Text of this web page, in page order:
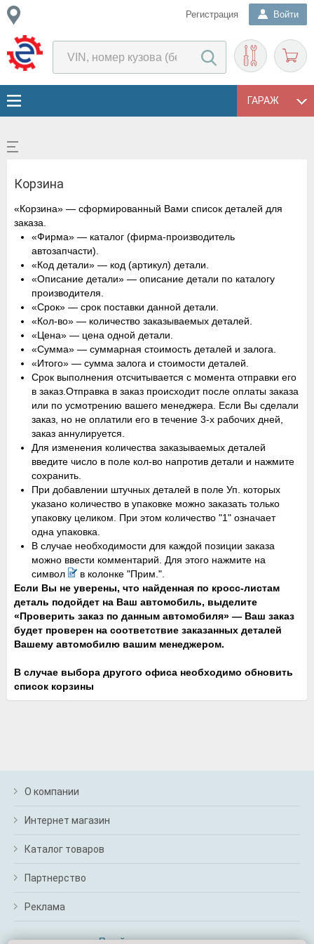
Регистрация Войти
ГАРАЖ
Корзина
«Корзина» — сформированный Вами список деталей для
заказа.
«Фирма» — каталог (фирма-производитель
автозапчасти).
«Код детали» — код (артикул) детали.
«Описание детали» — описание детали по каталогу
производителя.
«Срок» — срок поставки данной детали.
«Кол-во» — количество заказываемых деталей.
«Цена» — цена одной детали.
«Сумма» — суммарная стоимость деталей и залога.
«Итого» — сумма залога и стоимости деталей.
Cрок выполнения отсчитывается с момента отправки его
в заказ.Отправка в заказ происходит после оплаты заказа
или по усмотрению вашего менеджера. Если Вы сделали
заказ, но не оплатили его в течение 3-х рабочих дней,
заказ аннулируется.
Для изменения количества заказываемых деталей
введите число в поле кол-во напротив детали и нажмите
сохранить.
При добавлении штучных деталей в поле Уп. которых
указано количество в упаковке можно заказать только
упаковку целиком. При этом количество "1" означает
одна упаковка.
В случае необходимости для каждой позиции заказа
можно ввести комментарий. Для этого нажмите на
символ
в колонке "Прим.".
Eсли Вы не уверены, что найденная по кросс-листам
деталь подойдет на Ваш автомобиль, выделите
«Проверить заказ по данным автомобиля» — Ваш заказ
будет проверен на соответствие заказанных деталей
Вашему автомобилю вашим менеджером.
В случае выбора другого офиса необходимо обновить
список корзины
О компании
Интернет магазин
Каталог товаров
Партнерство
Реклама
Перейти на полную версию